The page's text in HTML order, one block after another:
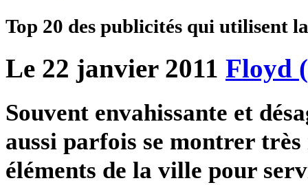
Top 20 des publicités qui utilisent
Le 22 janvier 2011 Floyd
Souvent envahissante et
aussi parfois se montrer
éléments de la ville pour